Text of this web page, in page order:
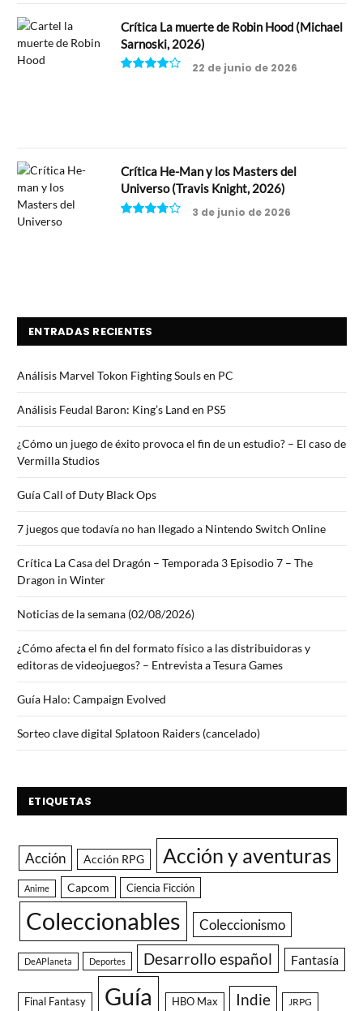
Crítica La muerte de Robin Hood (Michael
Sarnoski, 2026)
22 de junio de 2026
Crítica He-Man y los Masters del
Universo (Travis Knight, 2026)
3 de junio de 2026
ENTRADAS RECIENTES
Análisis Marvel Tokon Fighting Souls en PC
Análisis Feudal Baron: King’s Land en PS5
¿Cómo un juego de éxito provoca el fin de un estudio? – El caso de
Vermilla Studios
Guía Call of Duty Black Ops
7 juegos que todavía no han llegado a Nintendo Switch Online
Crítica La Casa del Dragón – Temporada 3 Episodio 7 – The
Dragon in Winter
Noticias de la semana (02/08/2026)
¿Cómo afecta el fin del formato físico a las distribuidoras y
editoras de videojuegos? – Entrevista a Tesura Games
Guía Halo: Campaign Evolved
Sorteo clave digital Splatoon Raiders (cancelado)
ETIQUETAS
Acción Acción RPG Acción y aventuras
Anime Capcom Ciencia Ficción
Coleccionables Coleccionismo
DeAPlaneta Deportes Desarrollo español Fantasía
Final Fantasy Guía HBO Max Indie JRPG